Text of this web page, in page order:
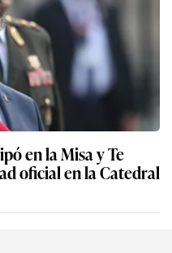
en la Misa y Te
oficial en la Catedral